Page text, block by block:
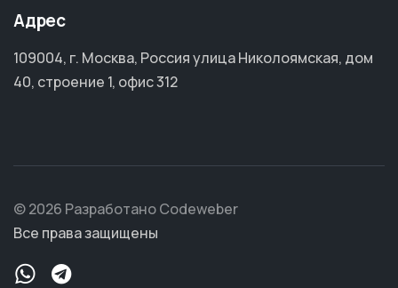
Адрес
109004, г. Москва, Россия улица Николоямская, дом
40, строение 1, офис 312
© 2026 Разработано Codeweber
Все права защищены